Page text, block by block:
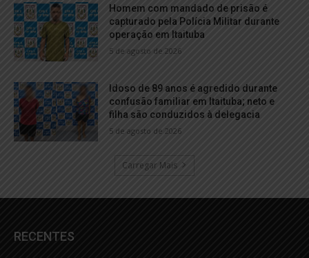
Homem com mandado de prisão é
capturado pela Polícia Militar durante
operação em Itaituba
5 de agosto de 2026
Idoso de 89 anos é agredido durante
confusão familiar em Itaituba; neto e
filha são conduzidos à delegacia
5 de agosto de 2026
Carregar Mais
RECENTES